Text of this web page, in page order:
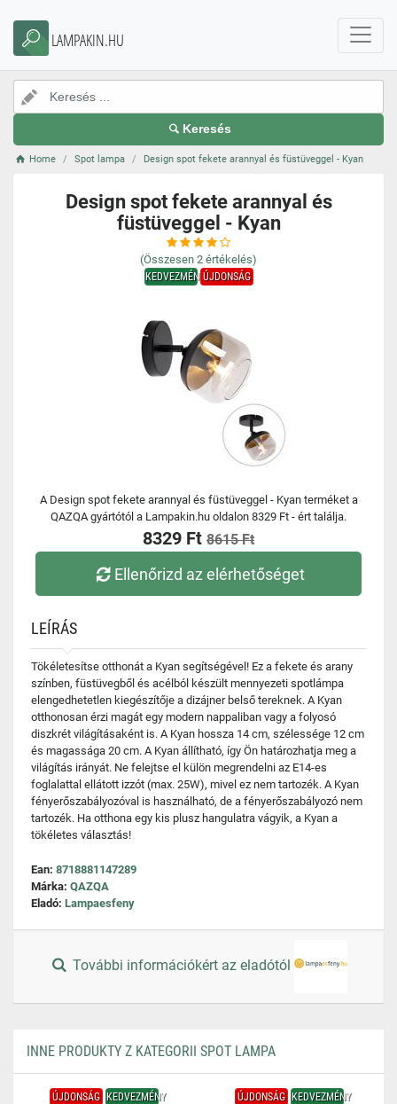
LAMPAKIN.HU
Keresés
Home Spot lampa Design spot fekete arannyal és füstüveggel - Kyan
Design spot fekete arannyal és
füstüveggel - Kyan
(Összesen 2 értékelés)
KEDVEZMÉNYÚJDONSÁG
A Design spot fekete arannyal és füstüveggel - Kyan terméket a
QAZQA gyártótól a Lampakin.hu oldalon 8329 Ft - ért találja.
8329 Ft 8615 Ft
Ellenőrizd az elérhetőséget
LEÍRÁS
Tökéletesítse otthonát a Kyan segítségével! Ez a fekete és arany
színben, füstüvegből és acélból készült mennyezeti spotlámpa
elengedhetetlen kiegészítője a dizájner belső tereknek. A Kyan
otthonosan érzi magát egy modern nappaliban vagy a folyosó
diszkrét világításaként is. A Kyan hossza 14 cm, szélessége 12 cm
és magassága 20 cm. A Kyan állítható, így Ön határozhatja meg a
világítás irányát. Ne felejtse el külön megrendelni az E14-es
foglalattal ellátott izzót (max. 25W), mivel ez nem tartozék. A Kyan
fényerőszabályozóval is használható, de a fényerőszabályozó nem
tartozék. Ha otthona egy kis plusz hangulatra vágyik, a Kyan a
tökéletes választás!
Ean: 8718881147289
Márka: QAZQA
Eladó: Lampaesfeny
További információkért az eladótól
INNE PRODUKTY Z KATEGORII SPOT LAMPA
ÚJDONSÁG KEDVEZMÉNY ÚJDONSÁG KEDVEZMÉNY